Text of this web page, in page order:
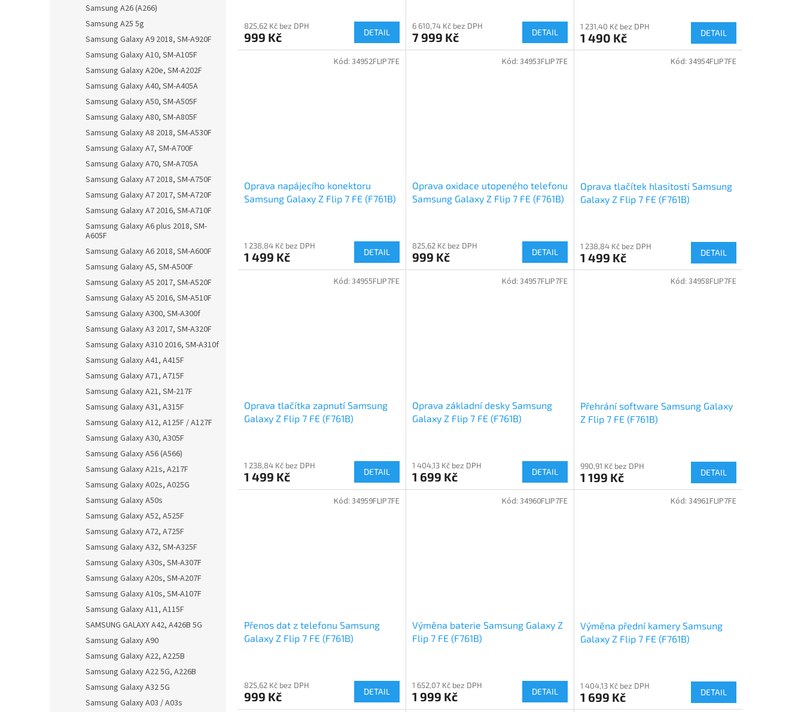
Samsung A26 (A266)
Samsung A25 5g
Samsung Galaxy A9 2018, SM-A920F
Samsung Galaxy A10, SM-A105F
Samsung Galaxy A20e, SM-A202F
Samsung Galaxy A40, SM-A405A
Samsung Galaxy A50, SM-A505F
Samsung Galaxy A80, SM-A805F
Samsung Galaxy A8 2018, SM-A530F
Samsung Galaxy A7, SM-A700F
Samsung Galaxy A70, SM-A705A
Samsung Galaxy A7 2018, SM-A750F
Samsung Galaxy A7 2017, SM-A720F
Samsung Galaxy A7 2016, SM-A710F
Samsung Galaxy A6 plus 2018, SM-
A605F
Samsung Galaxy A6 2018, SM-A600F
Samsung Galaxy A5, SM-A500F
Samsung Galaxy A5 2017, SM-A520F
Samsung Galaxy A5 2016, SM-A510F
Samsung Galaxy A300, SM-A300f
Samsung Galaxy A3 2017, SM-A320F
Samsung Galaxy A310 2016, SM-A310f
Samsung Galaxy A41, A415F
Samsung Galaxy A71, A715F
Samsung Galaxy A21, SM-217F
Samsung Galaxy A31, A315F
Samsung Galaxy A12, A125F / A127F
Samsung Galaxy A30, A305F
Samsung Galaxy A56 (A566)
Samsung Galaxy A21s, A217F
Samsung Galaxy A02s, A025G
Samsung Galaxy A50s
Samsung Galaxy A52, A525F
Samsung Galaxy A72, A725F
Samsung Galaxy A32, SM-A325F
Samsung Galaxy A30s, SM-A307F
Samsung Galaxy A20s, SM-A207F
Samsung Galaxy A10s, SM-A107F
Samsung Galaxy A11, A115F
SAMSUNG GALAXY A42, A426B 5G
Samsung Galaxy A90
Samsung Galaxy A22, A225B
Samsung Galaxy A22 5G, A226B
Samsung Galaxy A32 5G
Samsung Galaxy A03 / A03s
825,62 Kč bez DPH
999 Kč DETAIL
6 610,74 Kč bez DPH
7 999 Kč DETAIL
1 231,40 Kč bez DPH
1 490 Kč DETAIL
Oprava napájecího konektoru
Samsung Galaxy Z Flip 7 FE (F761B)
1 238,84 Kč bez DPH
1 499 Kč DETAIL
Kód: 34952FLIP7FE
Oprava oxidace utopeného telefonu
Samsung Galaxy Z Flip 7 FE (F761B)
825,62 Kč bez DPH
999 Kč DETAIL
Kód: 34953FLIP7FE
Oprava tlačítek hlasitosti Samsung
Galaxy Z Flip 7 FE (F761B)
1 238,84 Kč bez DPH
1 499 Kč DETAIL
Kód: 34954FLIP7FE
Oprava tlačítka zapnutí Samsung
Galaxy Z Flip 7 FE (F761B)
1 238,84 Kč bez DPH
1 499 Kč DETAIL
Kód: 34955FLIP7FE
Oprava základní desky Samsung
Galaxy Z Flip 7 FE (F761B)
1 404,13 Kč bez DPH
1 699 Kč DETAIL
Kód: 34957FLIP7FE
Přehrání software Samsung Galaxy
Z Flip 7 FE (F761B)
990,91 Kč bez DPH
1 199 Kč DETAIL
Kód: 34958FLIP7FE
Přenos dat z telefonu Samsung
Galaxy Z Flip 7 FE (F761B)
825,62 Kč bez DPH
999 Kč DETAIL
Kód: 34959FLIP7FE
Výměna baterie Samsung Galaxy Z
Flip 7 FE (F761B)
1 652,07 Kč bez DPH
1 999 Kč DETAIL
Kód: 34960FLIP7FE
Výměna přední kamery Samsung
Galaxy Z Flip 7 FE (F761B)
1 404,13 Kč bez DPH
1 699 Kč DETAIL
Kód: 34961FLIP7FE